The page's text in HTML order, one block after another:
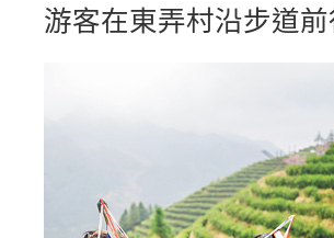
游客在東弄村沿步道